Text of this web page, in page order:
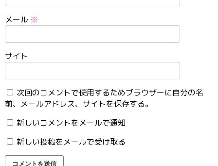
メール ※
サイト
次回のコメントで使用するためブラウザーに自分の名
前、メールアドレス、サイトを保存する。
新しいコメントをメールで通知
新しい投稿をメールで受け取る